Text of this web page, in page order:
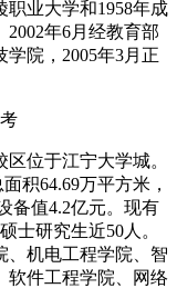
业大学和1958年成
年6月经教育部
院，2005年3月正
位于江宁大学城。
积64.69万平方米，
备值4.2亿元。现有
士研究生近50人。
、机电工程学院、智
软件工程学院、网络